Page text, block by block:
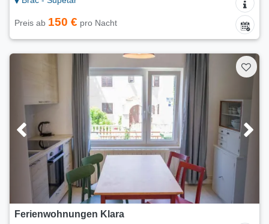
Preis ab 150 € pro Nacht
Ferienwohnungen Klara